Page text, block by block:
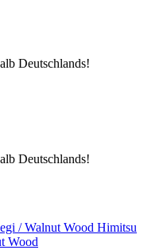
Deutschlands!
Deutschlands!
Himitsu
Wood